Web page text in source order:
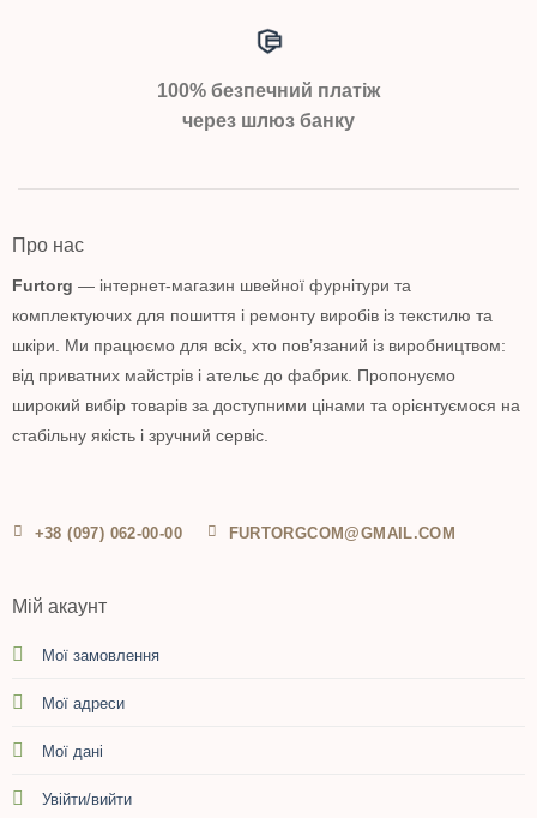
100% безпечний платіж
через шлюз банку
Про нас
Furtorg — інтернет-магазин швейної фурнітури та
комплектуючих для пошиття і ремонту виробів із текстилю та
шкіри. Ми працюємо для всіх, хто пов’язаний із виробництвом:
від приватних майстрів і ательє до фабрик. Пропонуємо
широкий вибір товарів за доступними цінами та орієнтуємося на
стабільну якість і зручний сервіс.
+38 (097) 062-00-00 FURTORGCOM@GMAIL.COM
Мій акаунт
Мої замовлення
Мої адреси
Мої дані
Увійти/вийти